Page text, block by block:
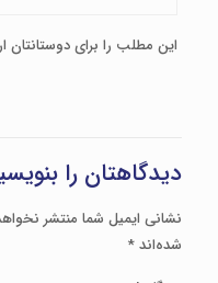
این مطلب را برای دوستانتان
دیدگاهتان را
نشانی ایمیل شما منتشر
شده‌اند*